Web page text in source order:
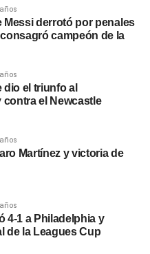
Messi derrotó por penales
campeón de la
el triunfo al
contra el Newcastle
Martínez y victoria de
4-1 a Philadelphia y
de la Leagues Cup